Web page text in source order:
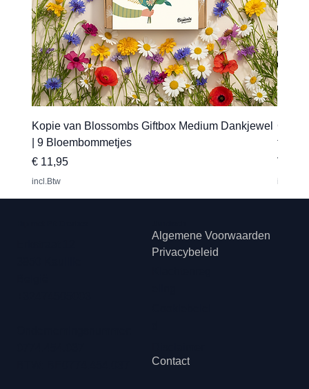
Kopie van Blossombs Giftbox Medium Dankjewel
| 9 Bloembommetjes
Prijs
€ 11,95
incl.Btw
Vanaf
incl.Btw
Algemene Voorwaarden
Privacybeleid
Contact